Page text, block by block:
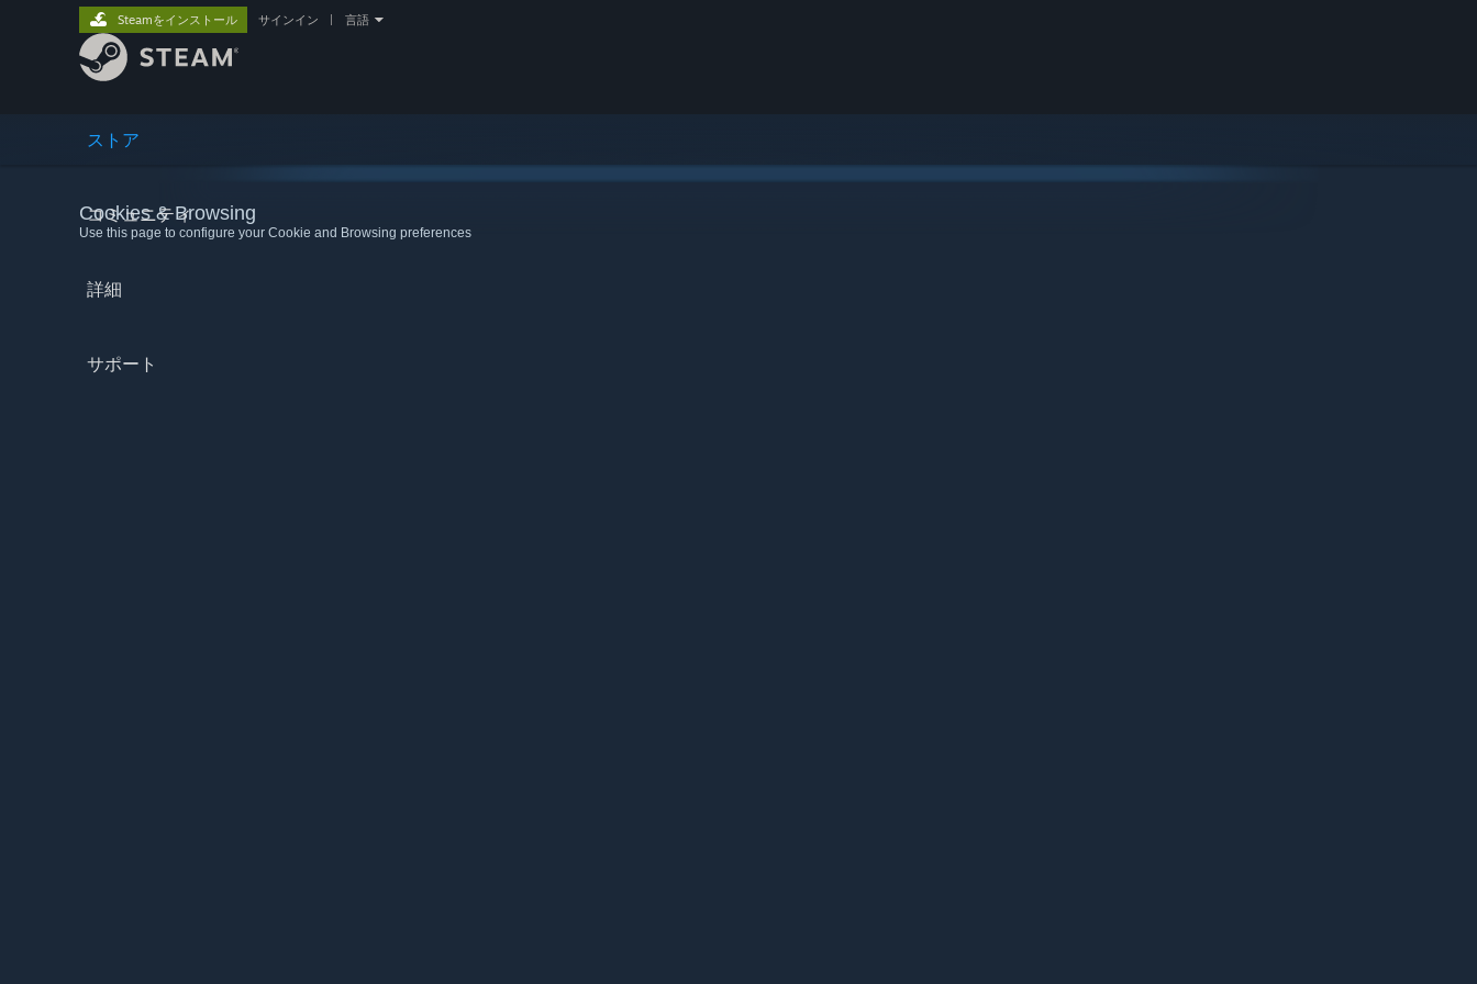
ストア
コミュニティ
詳細
サポート
Steamをインストール サインイン 言語
Cookies & Browsing
Use this page to configure your Cookie and Browsing preferences